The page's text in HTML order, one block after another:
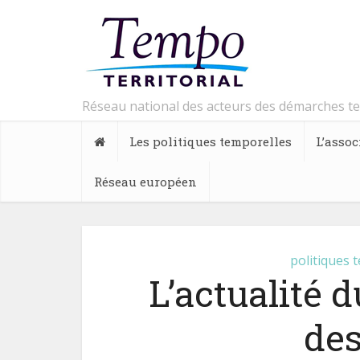
Réseau national des acteurs des démarches
Les politiques temporelles
Réseau européen
politiques
L’actualité